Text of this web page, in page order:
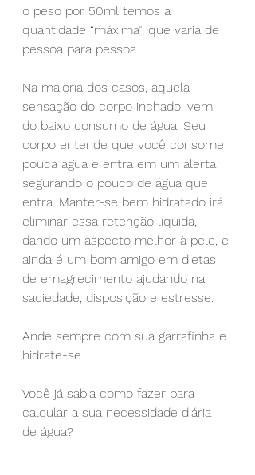
o peso por 50ml temos a
quantidade “máxima”, que varia de
pessoa para pessoa.
Na maioria dos casos, aquela
sensação do corpo inchado, vem
do baixo consumo de água. Seu
corpo entende que você consome
pouca água e entra em um alerta
segurando o pouco de água que
entra. Manter-se bem hidratado irá
eliminar essa retenção líquida,
dando um aspecto melhor à pele, e
ainda é um bom amigo em dietas
de emagrecimento ajudando na
saciedade, disposição e estresse.
Ande sempre com sua garrafinha e
hidrate-se.
Você já sabia como fazer para
calcular a sua necessidade diária
de água?